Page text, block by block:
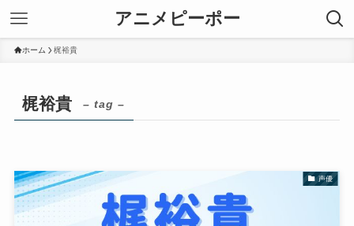
アニメピーポー
ホーム 梶裕貴
梶裕貴 – tag –
声優